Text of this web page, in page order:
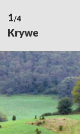
1/4
Krywe